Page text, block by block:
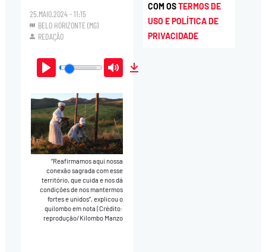
25.MAIO.2024 - 11:15
BELO HORIZONTE (MG)
REDAÇÃO
Play Mute
“Reafirmamos aqui nossa
conexão sagrada com esse
território, que cuida e nos dá
condições de nos mantermos
fortes e unidos”, explicou o
quilombo em nota Crédito:
reprodução/Kilombo Manzo
COM OSTERMOS DE
USO E POLÍTICA DE
PRIVACIDADE